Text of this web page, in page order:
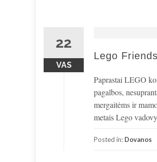
22
VAS
Lego
Paprastai LEGO
pagalbos,
mergaitėms ir
metais Lego
Posted in: Dovanos